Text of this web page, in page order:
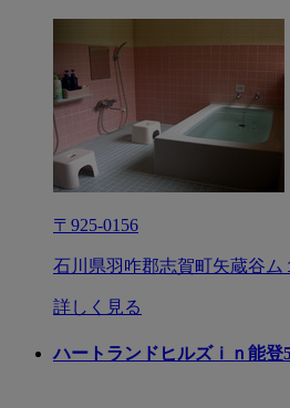
〒925-0156
石川県羽咋郡志賀町矢蔵谷ム
詳しく見る
ハートランドヒルズｉｎ能登